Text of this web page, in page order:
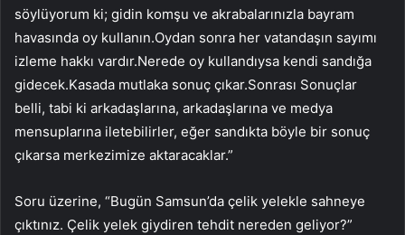
söylüyorum ki; gidin komşu ve akrabalarınızla bayram
havasında oy kullanın.Oydan sonra her vatandaşın sayımı
izleme hakkı vardır.Nerede oy kullandıysa kendi sandığa
gidecek.Kasada mutlaka sonuç çıkar.Sonrası Sonuçlar
belli, tabi ki arkadaşlarına, arkadaşlarına ve medya
mensuplarına iletebilirler, eğer sandıkta böyle bir sonuç
çıkarsa merkezimize aktaracaklar.”
Soru üzerine, “Bugün Samsun’da çelik yelekle sahneye
çıktınız. Çelik yelek giydiren tehdit nereden geliyor?”